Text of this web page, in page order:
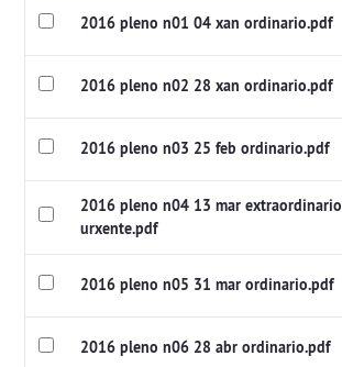
2016 pleno n01 04 xan ordinario.pdf
2016 pleno n02 28 xan ordinario.pdf
2016 pleno n03 25 feb ordinario.pdf
2016 pleno n04 13 mar extraordinario
urxente.pdf
2016 pleno n05 31 mar ordinario.pdf
2016 pleno n06 28 abr ordinario.pdf